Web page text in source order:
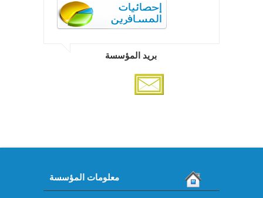
بريد المؤسسة
معلومات المؤسسة